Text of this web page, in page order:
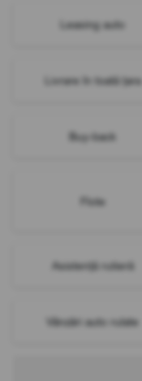
Leasing auto
Livrare în toată țara
Buy-back
Flote
Asistență rutieră
Vânzări auto rulate